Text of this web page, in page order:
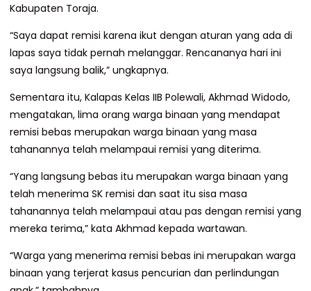
Kabupaten Toraja.
“Saya dapat remisi karena ikut dengan aturan yang ada di
lapas saya tidak pernah melanggar. Rencananya hari ini
saya langsung balik,” ungkapnya.
Sementara itu, Kalapas Kelas IIB Polewali, Akhmad Widodo,
mengatakan, lima orang warga binaan yang mendapat
remisi bebas merupakan warga binaan yang masa
tahanannya telah melampaui remisi yang diterima.
“Yang langsung bebas itu merupakan warga binaan yang
telah menerima SK remisi dan saat itu sisa masa
tahanannya telah melampaui atau pas dengan remisi yang
mereka terima,” kata Akhmad kepada wartawan.
“Warga yang menerima remisi bebas ini merupakan warga
binaan yang terjerat kasus pencurian dan perlindungan